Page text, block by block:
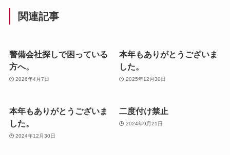
関連記事
警備会社探しで困っている
方へ。
2026年4月7日
本年もありがとうございま
した。
2025年12月30日
本年もありがとうございま
した。
2024年12月30日
二度付け禁止
2024年9月21日